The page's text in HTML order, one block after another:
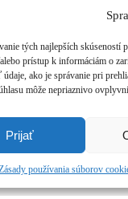
tých najlepších skúseností
prístup k informáciám o
údaje, ako je správanie pri
môže nepriaznivo
Prijať
používania súborov